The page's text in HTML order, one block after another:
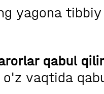
yagona
qabul
vaqtida